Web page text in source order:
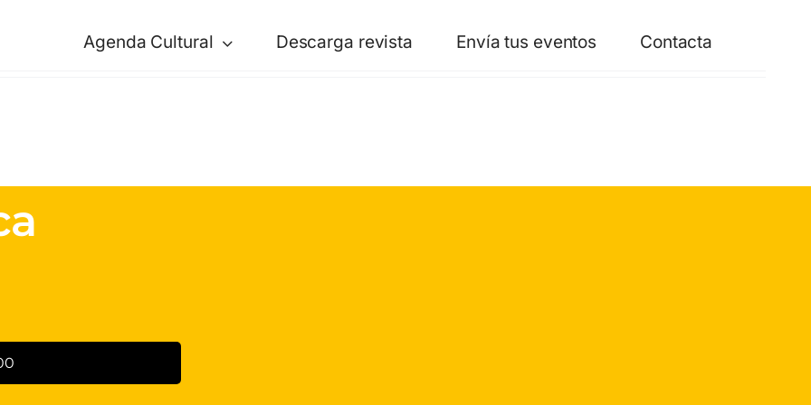
Agenda Cultural Descarga revista Envía tus eventos Contacta